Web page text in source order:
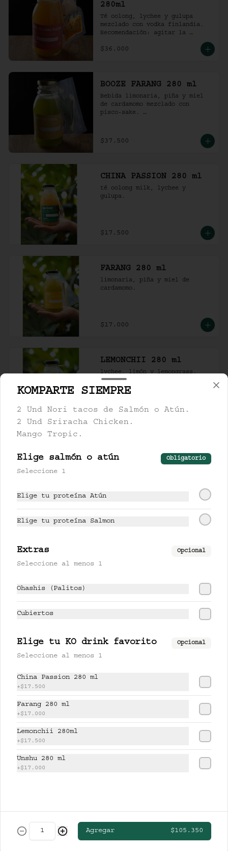
280ml
Té oolong, lychee y gulupa
mezclado con vodka finlandia.
Recomendación: agitar la
con hielo al gusto.
$36.000
BOOZE FARANG 280 ml
Bebida limonaria, piña y miel
de cardamomo mezclado con
pisco-sake.
con hielo al gusto.
$37.500
CHINA PASSION 280 ml
té oolong milk, lychee y
gulupa.
$17.500
FARANG 280 ml
limonaria, piña y miel de
cardamomo.
$17.000
LEMONCHII 280 ml
lychee, limón y lemongrass.
$17.500
PISCO LEMONCHI 280 ml
Jugo de lychee y lemongrass
$37.500
$17.000
CERVEZAS
KOMPARTE SIEMPRE
2 Und Nori tacos de Salmón o Atún.
2 Und Sriracha Chicken.
Mango Tropic.
Elige salmón o atún Obligatorio
Seleccione 1
Elige tu proteína Atún
Elige tu proteína Salmon
Extras Opcional
Seleccione al menos 1
Ohashis (Palitos)
Cubiertos
Elige tu KO drink favorito Opcional
Seleccione al menos 1
China Passion 280 ml
+$17.500
Farang 280 ml
+$17.000
Lemonchii 280ml
+$17.500
Unshu 280 ml
+$17.000
Agregar $105.350